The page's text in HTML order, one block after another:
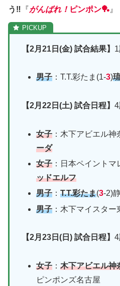
う‼︎ 『がんばれ！ ピンポン🏓 』
【2月21日(金) 試合結果】
男子 ：T.T.彩たま(1-3)
【2月22日(土) 試合日程】
女子 ：木下アビエル神
ーダ
女子 ：日本ペイントマ
ッドエルフ
男子 ：T.T.彩たま(3-2)
男子 ：木下マイスター
【2月23日(日) 試合日程】
女子 ：木下アビエル神
ピンポンズ名古屋